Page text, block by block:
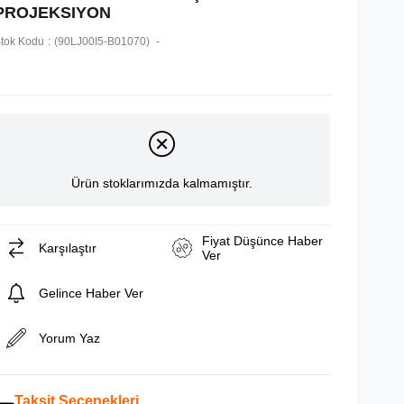
Kodu (90LJ00I5-B01070)
Ürün stoklarımızda kalmamıştır.
Karşılaştır
Fiyat Düşünce Haber
Ver
Gelince Haber Ver
Yorum Yaz